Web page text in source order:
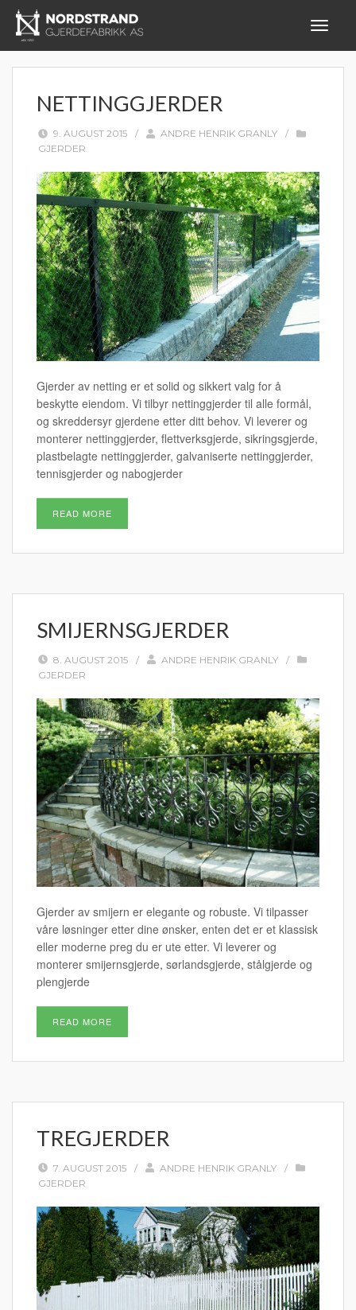
NETTINGGJERDER
9. AUGUST 2015 / ANDRE HENRIK GRANLY
/
GJERDER
Gjerder av netting er et solid og sikkert valg for å
beskytte eiendom. Vi tilbyr nettinggjerder til alle formål,
og skreddersyr gjerdene etter ditt behov. Vi leverer og
monterer nettinggjerder, flettverksgjerde, sikringsgjerde,
plastbelagte nettinggjerder, galvaniserte nettinggjerder,
tennisgjerder og nabogjerder
READ MORE
SMIJERNSGJERDER
8. AUGUST 2015 / ANDRE HENRIK GRANLY
/
GJERDER
Gjerder av smijern er elegante og robuste. Vi tilpasser
våre løsninger etter dine ønsker, enten det er et klassisk
eller moderne preg du er ute etter. Vi leverer og
monterer smijernsgjerde, sørlandsgjerde, stålgjerde og
plengjerde
READ MORE
TREGJERDER
7. AUGUST 2015 / ANDRE HENRIK GRANLY
/
GJERDER